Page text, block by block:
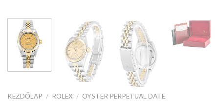
KEZDŐLAP / ROLEX / OYSTER PERPETUAL DATE